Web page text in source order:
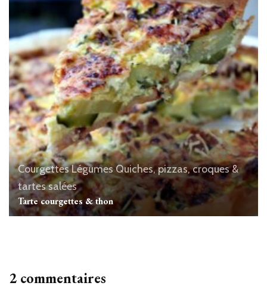
CourgettesLégumes Quiches, pizzas, croques &
tartes salées
Tarte courgettes & thon
2 commentaires